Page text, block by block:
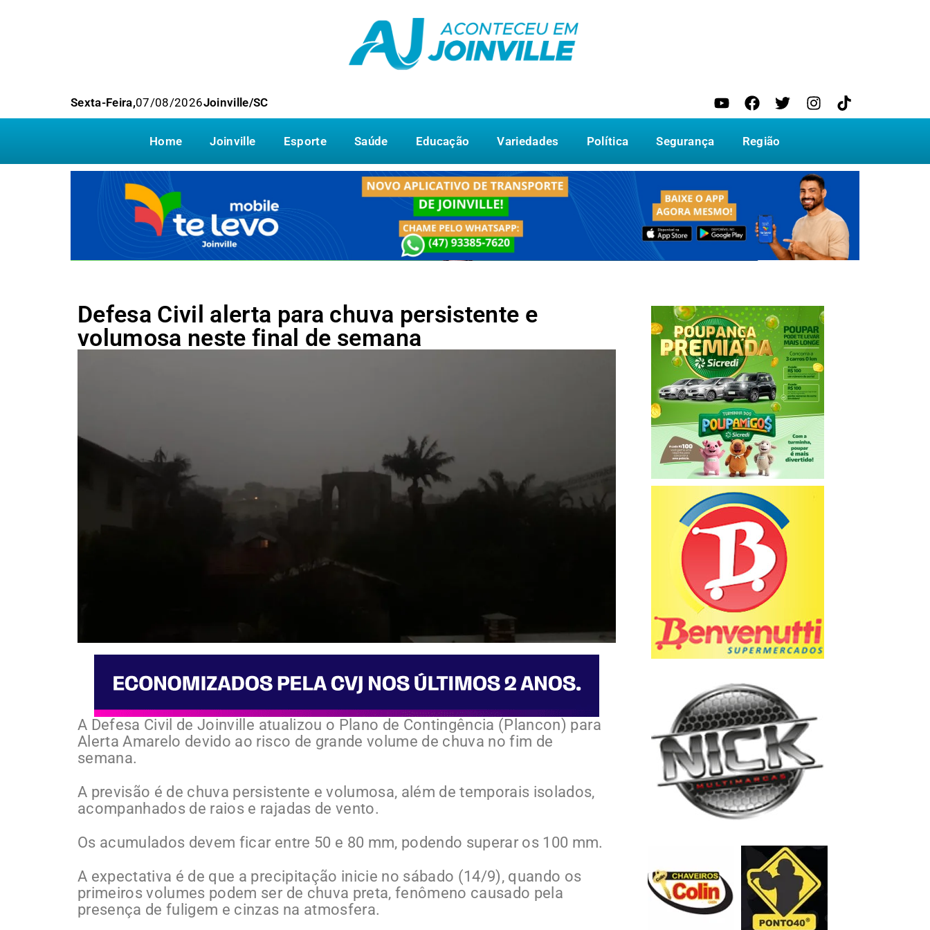
Sexta-Feira,07/08/2026Joinville/SC
Home Joinville Esporte Saúde Educação Variedades Política Segurança Região
Defesa Civil alerta para chuva persistente e
volumosa neste final de semana
A Defesa Civil de Joinville atualizou o Plano de Contingência (Plancon) para
Alerta Amarelo devido ao risco de grande volume de chuva no fim de
semana.
A previsão é de chuva persistente e volumosa, além de temporais isolados,
acompanhados de raios e rajadas de vento.
Os acumulados devem ficar entre 50 e 80 mm, podendo superar os 100 mm.
A expectativa é de que a precipitação inicie no sábado (14/9), quando os
primeiros volumes podem ser de chuva preta, fenômeno causado pela
presença de fuligem e cinzas na atmosfera.